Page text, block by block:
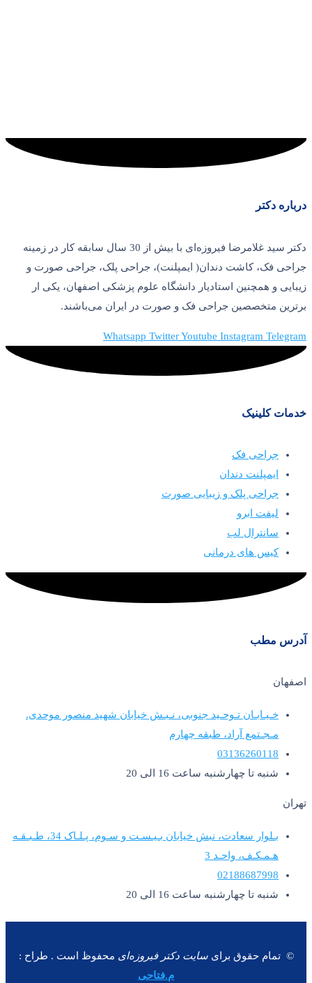
درباره دکتر
دکتر سید غلامرضا فیروزه‌ای با بیش از 30 سال سابقه کار در زمینه
جراحی فک، کاشت دندان( ایمپلنت)، جراحی پلک، جراحی صورت و
زیبایی و همچنین استادیار دانشگاه علوم پزشکی اصفهان، یکی ار
برترین متخصصین جراحی فک و صورت در ایران می‌باشند.
Whatsapp TwitterYoutube Instagram Telegram
خدمات کلینیک
جراحی فک
ایمپلنت دندان
جراحی پلک و زیبایی صورت
لیفت ابرو
سانترال لب
کیس های درمانی
آدرس مطب
اصفهان
خـیـابـان تـوحـید جنوبی، نـبـش خیابان شهید منصور موحدی.
مـجـتمع آراد، طبقه چهارم
03136260118
شنبه تا چهارشنبه ساعت 16 الی 20
تهران
بـلوار سعادت، نبش خیابان بـیـسـت و سـوم، پـلـاک 34، طـبـقـه
هـمـکـف، واحـد 3
02188687998
شنبه تا چهارشنبه ساعت 16 الی 20
©تمام حقوق برایسایت دکتر فیروزه‌ایمحفوظ است. طراح :
م.فتاحی